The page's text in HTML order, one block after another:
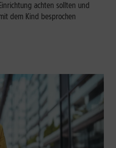
achten sollten und
dem Kind besprochen